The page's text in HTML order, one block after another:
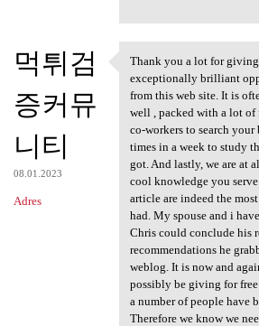
먹튀검
증커뮤
니티
08.01.2023
Adres
Thank you a lot for
Thank you a lot for giving
exceptionally brilliant
from this web site. It is
well , packed with a lot of
co-workers to search
times in a week to study
got. And lastly, we are at
cool knowledge you
article are indeed the
had. My spouse and i
Chris could conclude his
recommendations he
weblog. It is now and
possibly be giving for
a number of people have
Therefore we know we